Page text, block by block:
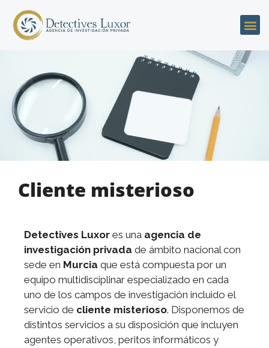
Cliente misterioso
Detectives Luxor es una agencia de
investigación privada de ámbito nacional con
sede en Murcia que está compuesta por un
equipo multidisciplinar especializado en cada
uno de los campos de investigación incluido el
servicio de cliente misterioso. Disponemos de
distintos servicios a su disposición que incluyen
agentes operativos, peritos informáticos y